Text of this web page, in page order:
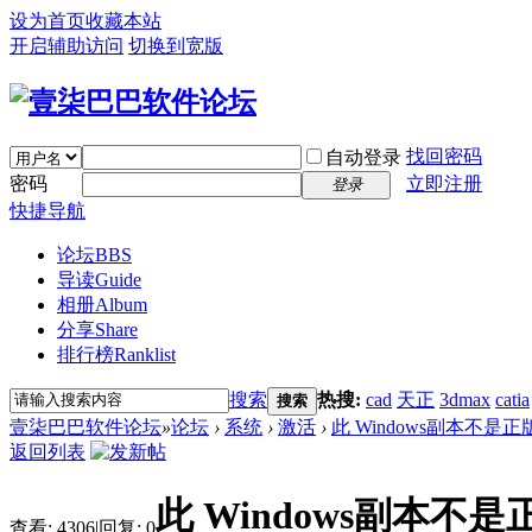
设为首页收藏本站
开启辅助访问 切换到宽版
自动登录 找回密码
密码
登录
立即注册
快捷导航
论坛BBS
导读Guide
相册Album
分享Share
排行榜Ranklist
搜索 搜索 热搜: cad 天正 3dmax catia
壹柒巴巴软件论坛»论坛 › 系统 › 激活 › 此 Windows副本不是正
返回列表
查看: 4306|回复: 0此 Windows副本不是